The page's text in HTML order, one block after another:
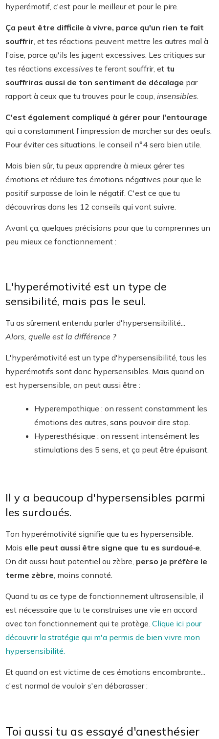
hyperémotif, c'est pour le meilleur et pour le pire.
Ça peut être difficile à vivre, parce qu'un rien te fait
souffrir, et tes réactions peuvent mettre les autres mal à
l'aise, parce qu'ils les jugent excessives. Les critiques sur
tes réactions excessives te feront souffrir, et tu
souffriras aussi de ton sentiment de décalage par
rapport à ceux que tu trouves pour le coup, insensibles.
C'est également compliqué à gérer pour l'entourage
qui a constamment l'impression de marcher sur des oeufs.
Pour éviter ces situations, le conseil n°4 sera bien utile.
Mais bien sûr, tu peux apprendre à mieux gérer tes
émotions et réduire tes émotions négatives pour que le
positif surpasse de loin le négatif. C'est ce que tu
découvriras dans les 12 conseils qui vont suivre.
Avant ça, quelques précisions pour que tu comprennes un
peu mieux ce fonctionnement :
L'hyperémotivité est un type de
sensibilité, mais pas le seul.
Tu as sûrement entendu parler d'hypersensibilité...
Alors, quelle est la différence ?
L'hyperémotivité est un type d'hypersensibilité, tous les
hyperémotifs sont donc hypersensibles. Mais quand on
est hypersensible, on peut aussi être :
Hyperempathique : on ressent constamment les
émotions des autres, sans pouvoir dire stop.
Hyperesthésique : on ressent intensément les
stimulations des 5 sens, et ça peut être épuisant.
Il y a beaucoup d'hypersensibles parmi
les surdoués.
Ton hyperémotivité signifie que tu es hypersensible.
Mais elle peut aussi être signe que tu es surdoué·e.
On dit aussi haut potentiel ou zèbre, perso je préfère le
terme zèbre, moins connoté.
Quand tu as ce type de fonctionnement ultrasensible, il
est nécessaire que tu te construises une vie en accord
avec ton fonctionnement qui te protège. Clique ici pour
découvrir la stratégie qui m'a permis de bien vivre mon
hypersensibilité.
Et quand on est victime de ces émotions encombrante...
c'est normal de vouloir s'en débarasser :
Toi aussi tu as essayé d'anesthésier